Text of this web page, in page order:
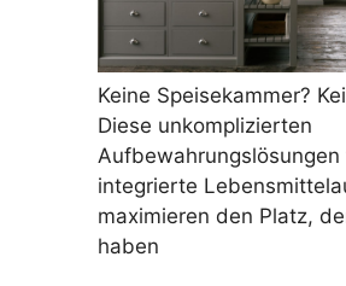
Keine Speisekammer?
Diese unkomplizierten
Aufbewahrungslösungen
integrierte
maximieren den Platz,
haben